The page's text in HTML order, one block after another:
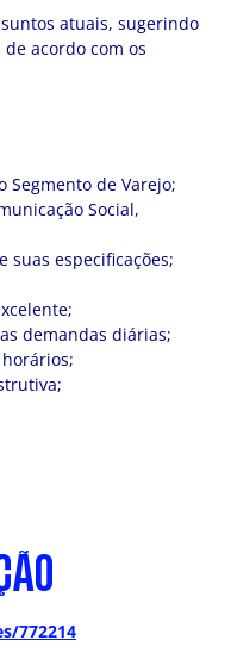
atuais, sugerindo
acordo com os
Segmento de Varejo;
Social,
suas especificações;
demandas diárias;
772214